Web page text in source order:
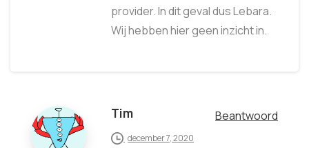
provider. In dit geval dus Lebara.
Wij hebben hier geen inzicht in.
Tim Beantwoord
december 7, 2020